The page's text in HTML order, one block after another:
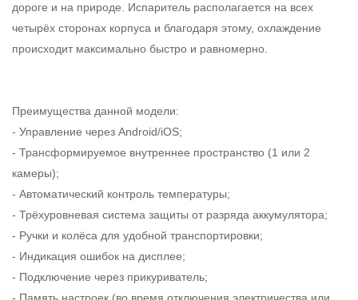
дороге и на природе. Испаритель располагается на всех
четырёх сторонах корпуса и благодаря этому, охлаждение
происходит максимально быстро и равномерно.
Преимущества данной модели:
- Управление через Android/iOS;
- Трансформируемое внутреннее пространство (1 или 2
камеры);
- Автоматический контроль температуры;
- Трёхуровневая система защиты от разряда аккумулятора;
- Ручки и колёса для удобной транспортировки;
- Индикация ошибок на дисплее;
- Подключение через прикуриватель;